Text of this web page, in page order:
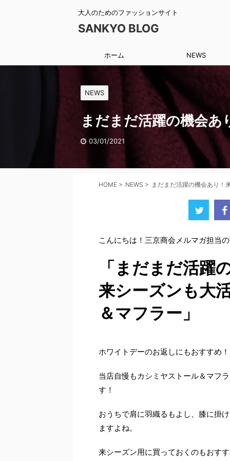
大人のためのファッションサイト
SANKYO BLOG
ホーム NEWS
NEWS
まだまだ活躍の機会
03/01/2021
HOME > NEWS > まだまだ活躍の機会あり！
こんにちは！三京商会メルマガ担当
「まだまだ活躍
来シーズンも大
＆マフラー」
ホワイトデーのお返しにもおすすめ！
当店自慢もカシミヤストール＆マフ
す！
おうちで肩に羽織るもよし、膝に掛
ますよね。
来シーズン用に買っておくのもおす